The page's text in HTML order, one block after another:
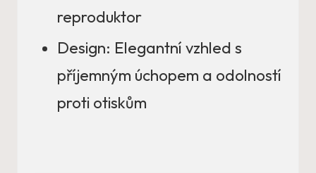
reproduktor
Design: Elegantní vzhled s
příjemným úchopem a odolností
proti otiskům